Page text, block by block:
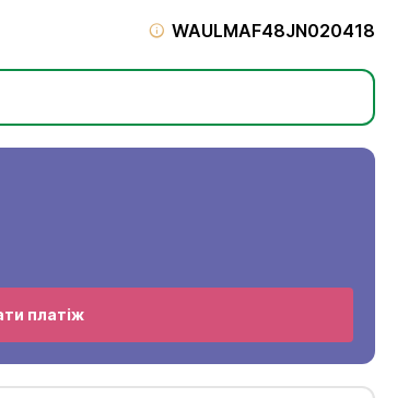
WAULMAF48JN020418
платіж